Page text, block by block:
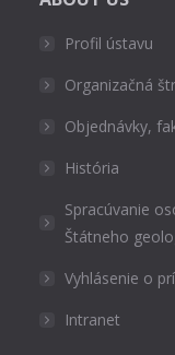
Profil ústavu
Organizačná
Objednávky,
História
Spracúvanie
Štátneho
Vyhlásenie o
Intranet